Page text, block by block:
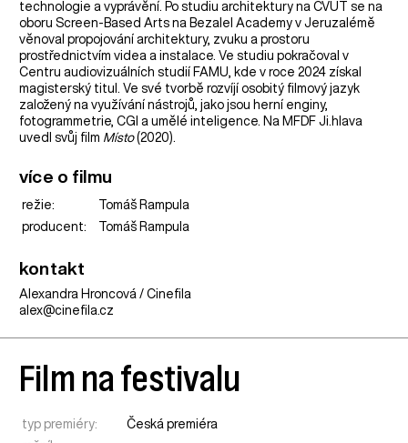
technologie a vyprávění. Po studiu architektury na ČVUT se na
oboru Screen-Based Arts na Bezalel Academy v Jeruzalémě
věnoval propojování architektury, zvuku a prostoru
prostřednictvím videa a instalace. Ve studiu pokračoval v
Centru audiovizuálních studií FAMU, kde v roce 2024 získal
magisterský titul. Ve své tvorbě rozvíjí osobitý filmový jazyk
založený na využívání nástrojů, jako jsou herní enginy,
fotogrammetrie, CGI a umělé inteligence. Na MFDF Ji.hlava
uvedl svůj film Místo(2020).
více o filmu
režie:
Tomáš Rampula
producent:
Tomáš Rampula
kontakt
Alexandra Hroncová / Cinefila
alex@cinefila.cz
Film na festivalu
typ premiéry:
Česká premiéra